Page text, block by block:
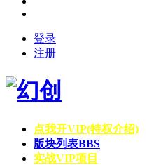
登录
注册
点我开VIP(特权介绍)
版块列表BBS
实战VIP项目